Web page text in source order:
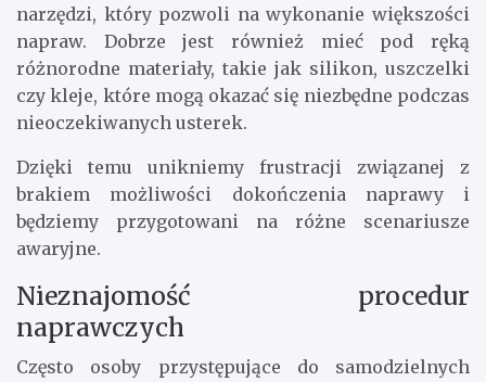
narzędzi, który pozwoli na wykonanie większości
napraw. Dobrze jest również mieć pod ręką
różnorodne materiały, takie jak silikon, uszczelki
czy kleje, które mogą okazać się niezbędne podczas
nieoczekiwanych usterek.
Dzięki temu unikniemy frustracji związanej z
brakiem możliwości dokończenia naprawy i
będziemy przygotowani na różne scenariusze
awaryjne.
Nieznajomość procedur
naprawczych
Często osoby przystępujące do samodzielnych